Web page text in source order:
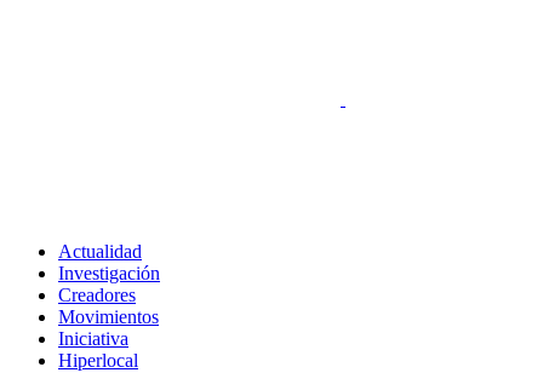
Actualidad
Investigación
Creadores
Movimientos
Iniciativa
Hiperlocal